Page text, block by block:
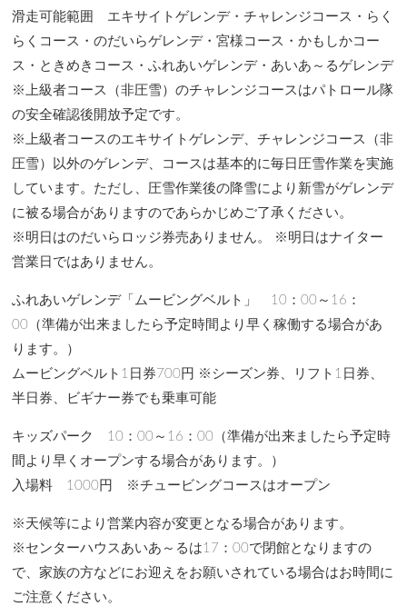
滑走可能範囲 エキサイトゲレンデ・チャレンジコース・らく
らくコース・のだいらゲレンデ・宮様コース・かもしかコー
ス・ときめきコース・ふれあいゲレンデ・あいあ～るゲレンデ
※上級者コース（非圧雪）のチャレンジコースはパトロール隊
の安全確認後開放予定です。
※上級者コースのエキサイトゲレンデ、チャレンジコース（非
圧雪）以外のゲレンデ、コースは基本的に毎日圧雪作業を実施
しています。ただし、圧雪作業後の降雪により新雪がゲレンデ
に被る場合がありますのであらかじめご了承ください。
※明日はのだいらロッジ券売ありません。 ※明日はナイター
営業日ではありません。
ふれあいゲレンデ「ムービングベルト」 10：00～16：
00（準備が出来ましたら予定時間より早く稼働する場合があ
ります。）
ムービングベルト1日券700円 ※シーズン券、リフト1日券、
半日券、ビギナー券でも乗車可能
キッズパーク 10：00～16：00（準備が出来ましたら予定時
間より早くオープンする場合があります。）
入場料 1000円 ※チュービングコースはオープン
※天候等により営業内容が変更となる場合があります。
※センターハウスあいあ～るは17：00で閉館となりますの
で、家族の方などにお迎えをお願いされている場合はお時間に
ご注意ください。